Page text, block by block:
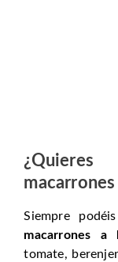
Siempre
macarrones a
tomate,